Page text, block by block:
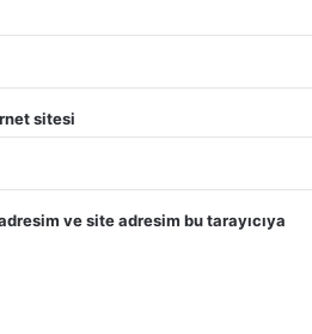
Üretimini Yüzde 19 Artırdı
sitesi
ve site adresim bu tarayıcıya